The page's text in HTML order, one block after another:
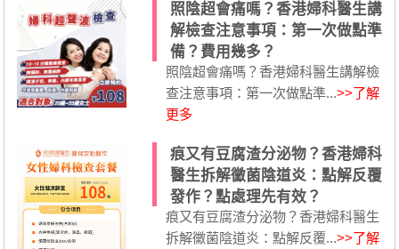
照陰超會痛嗎？香港婦科醫生講
解檢查注意事項：第一次做點準
備？費用幾多？
照陰超會痛嗎？香港婦科醫生講解檢
查注意事項：第一次做點準...>>了解
更多
痕又有豆腐渣分泌物？香港婦科
醫生拆解黴菌陰道炎：點解反覆
發作？點處理先有效？
痕又有豆腐渣分泌物？香港婦科醫生
拆解黴菌陰道炎：點解反覆...>>了解